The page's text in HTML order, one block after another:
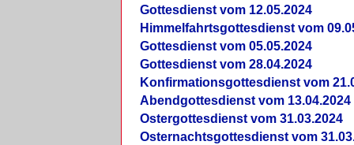
Gottesdienst vom 12.05.2024
Himmelfahrtsgottesdienst vom
Gottesdienst vom 05.05.2024
Gottesdienst vom 28.04.2024
Konfirmationsgottesdienst vom
Abendgottesdienst vom 13.04.2024
Ostergottesdienst vom 31.03.2024
Osternachtsgottesdienst vom